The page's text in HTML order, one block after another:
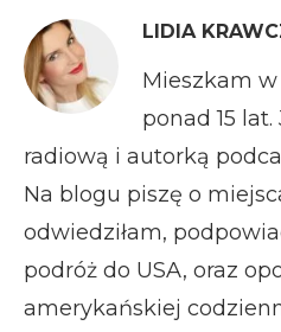
LIDIA
Mieszkam
ponad 15
radiową i autorką
Na blogu piszę o
odwiedziłam,
podróż do USA, oraz
amerykańskiej